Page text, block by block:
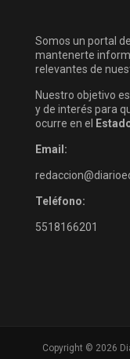
Somos un portal
mantenerte
relevantes de
Nuestro objetivo
y de interés para
ocurre en el
Email:
Teléfono:
5518166201
Copyright © 2026